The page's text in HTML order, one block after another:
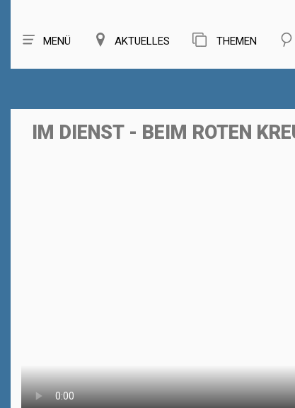
MENÜ AKTUELLES THEMEN
IM DIENST - BEIM ROTEN